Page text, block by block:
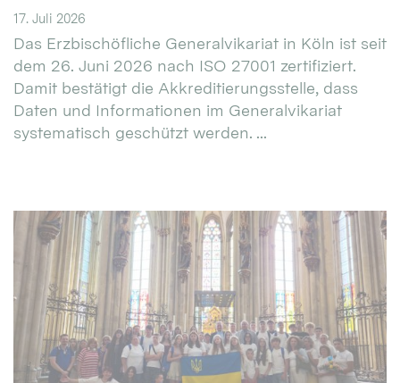
17. Juli 2026
Das Erzbischöfliche Generalvikariat in Köln ist seit
dem 26. Juni 2026 nach ISO 27001 zertifiziert.
Damit bestätigt die Akkreditierungsstelle, dass
Daten und Informationen im Generalvikariat
systematisch geschützt werden. ...